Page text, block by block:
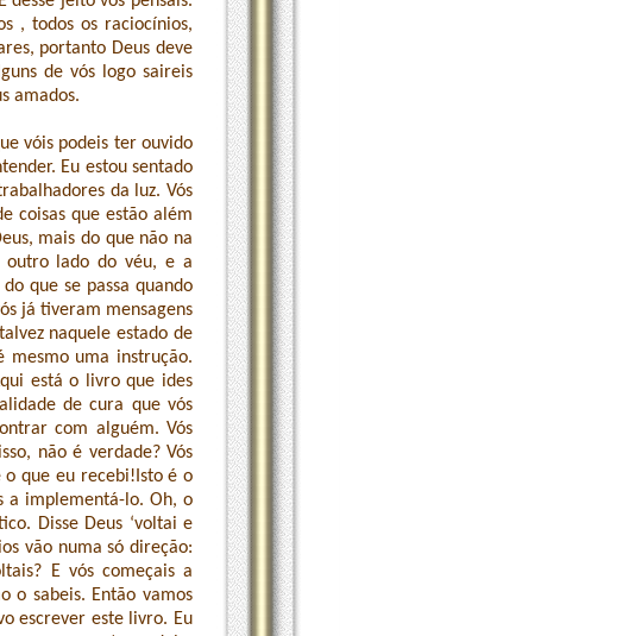
, todos os raciocínios,
portanto Deus deve
de vós logo saireis
amados.
vóis podeis ter ouvido
Eu estou sentado
da luz. Vós
coisas que estão além
mais do que não na
outro lado do véu, e a
que se passa quando
já tiveram mensagens
naquele estado de
mesmo uma instrução.
está o livro que ides
de cura que vós
com alguém. Vós
não é verdade? Vós
o que eu recebi!Isto é o
a implementá-lo. Oh, o
Disse Deus ‘voltai e
vão numa só direção:
E vós começais a
o sabeis. Então vamos
escrever este livro. Eu